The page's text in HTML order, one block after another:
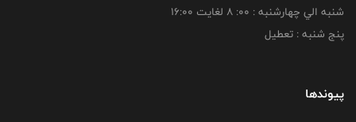
شنبه الي چهارشنبه : 00: 8 لغايت 16:00
پنج شنبه : تعطیل
پیوندها